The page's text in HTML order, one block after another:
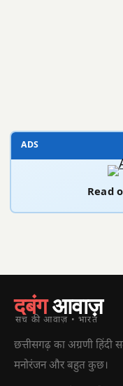
ADS
Read
दबंगआवाज़
सच की आवाज़ • भारत
छत्तीसगढ़ का अग्रणी हिंदी
मनोरंजन और बहुत कुछ।